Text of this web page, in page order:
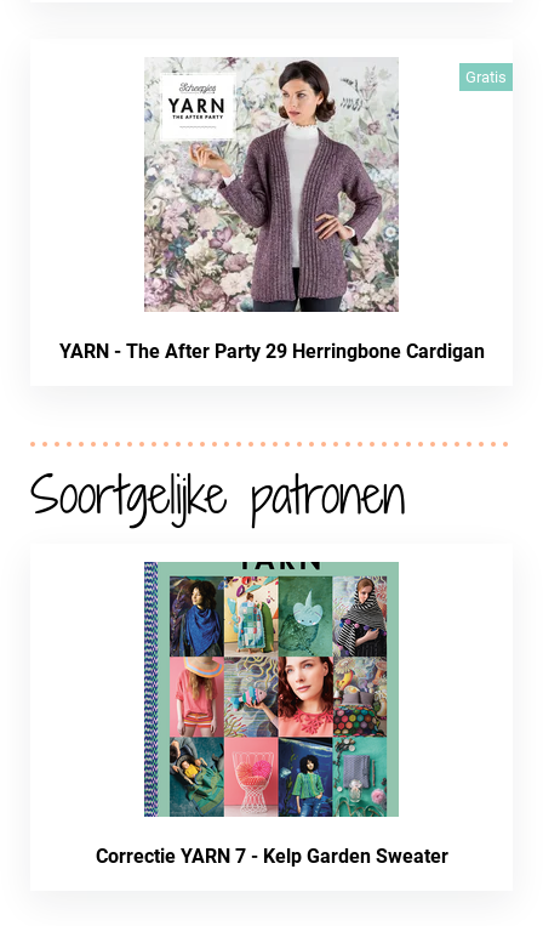
Gratis
YARN - The After Party 29 Herringbone Cardigan
Soortgelijke patronen
Correctie YARN 7 - Kelp Garden Sweater